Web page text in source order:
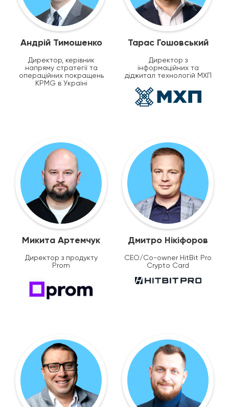
Андрій Тимошенко
Директор, керівник
напряму стратегії та
операційних покращень
KPMG в Україні
Тарас Гошовський
Директор з
інформаційних та
діджитал технологій МХП
Микита Артемчук
Директор з продукту
Prom
Дмитро Нікіфоров
CEO/Co-owner HitBit Pro
Crypto Card